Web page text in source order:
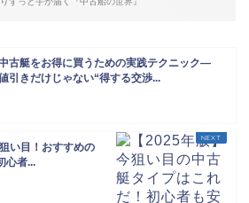
古艇をお得に買うための実践テクニック―
引きだけじゃない“得する交渉...
い目！おすすめの
心者...